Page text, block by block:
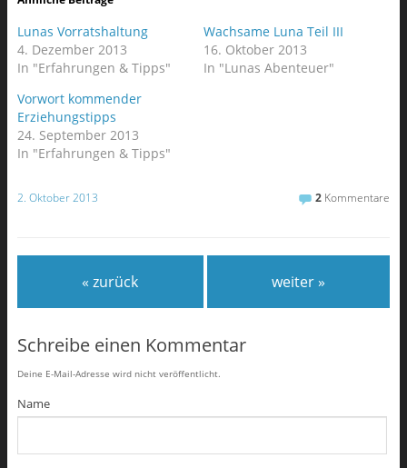
Lunas Vorratshaltung
4. Dezember 2013
In "Erfahrungen & Tipps"
Wachsame Luna Teil III
16. Oktober 2013
In "Lunas Abenteuer"
Vorwort kommender
Erziehungstipps
24. September 2013
In "Erfahrungen & Tipps"
2. Oktober 2013 2 Kommentare
« zurück weiter »
Schreibe einen Kommentar
Deine E-Mail-Adresse wird nicht veröffentlicht.
Name